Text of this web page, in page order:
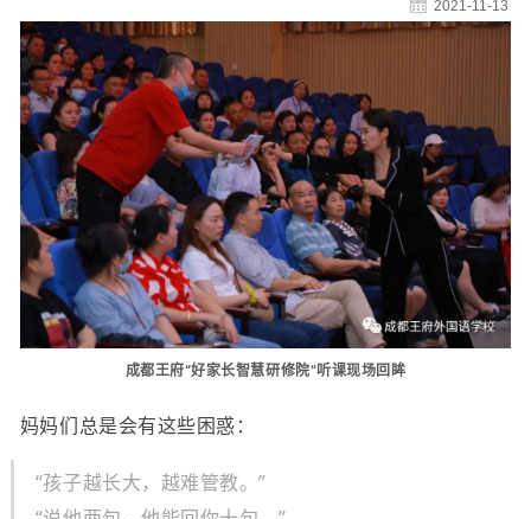
2021-11-13
成都王府“好家长智慧研修院”听课现场回眸
妈妈们总是会有这些困惑：
“孩子越长大，越难管教。”